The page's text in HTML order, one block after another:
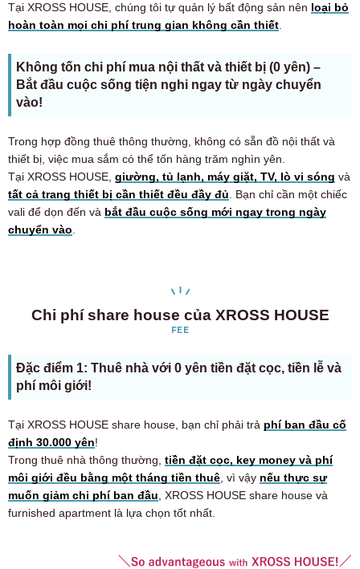
Tại XROSS HOUSE, chúng tôi tự quản lý bất động sản nên loại bỏ
hoàn toàn mọi chi phí trung gian không cần thiết
Không tốn chi phí mua nội thất và thiết bị (0 yên) –
Bắt đầu cuộc sống tiện nghi ngay từ ngày chuyển
vào!
Trong hợp đồng thuê thông thường, không có sẵn đồ nội thất và
thiết bị, việc mua sắm có thể tốn hàng trăm nghìn yên.
Tại XROSS HOUSE, giường, tủ lạnh, máy giặt, TV, lò vi sóng và
tất cả trang thiết bị cần thiết đều đầy đủ . Bạn chỉ cần một chiếc
vali để dọn đến và bắt đầu cuộc sống mới ngay trong ngày
chuyển vào
Chi phí share house của XROSS HOUSE
FEE
Đặc điểm 1: Thuê nhà với 0 yên tiền đặt cọc, tiền lễ và
phí môi giới!
Tại XROSS HOUSE share house, bạn chỉ phải trả phí ban đầu cố
định 30.000 yên!
Trong thuê nhà thông thường, tiền đặt cọc, key money và phí
môi giới đều bằng một tháng tiền thuê , vì vậy nếu thực sự
muốn giảm chi phí ban đầu , XROSS HOUSE share house và
furnished apartment là lựa chọn tốt nhất.